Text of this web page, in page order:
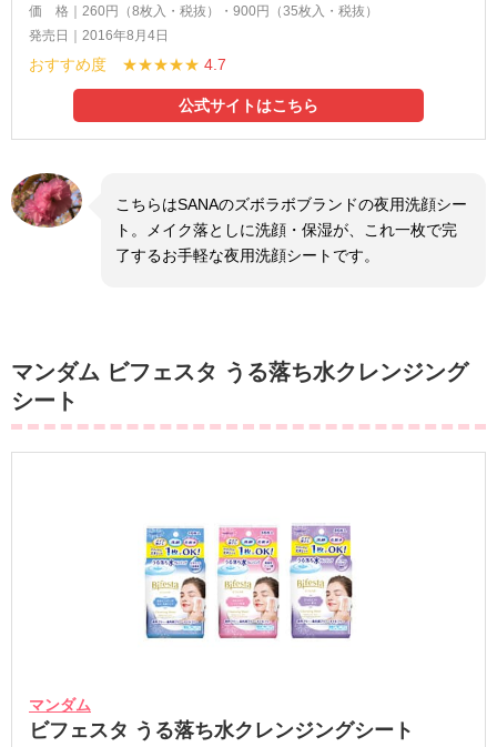
価 格｜260円（8枚入・税抜）・900円（35枚入・税抜）
発売日｜2016年8月4日
おすすめ度 ★★★★★ 4.7
公式サイトはこちら
こちらはSANAのズボラボブランドの夜用洗顔シー
ト。メイク落としに洗顔・保湿が、これ一枚で完
了するお手軽な夜用洗顔シートです。
マンダム ビフェスタ うる落ち水クレンジング
シート
マンダム
ビフェスタ うる落ち水クレンジングシート